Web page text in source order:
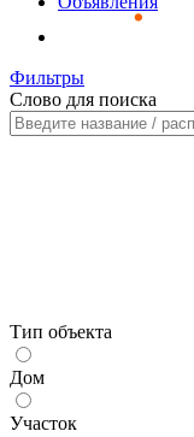
Фильтры
Слово для поиска
Тип объекта
Дом
Участок